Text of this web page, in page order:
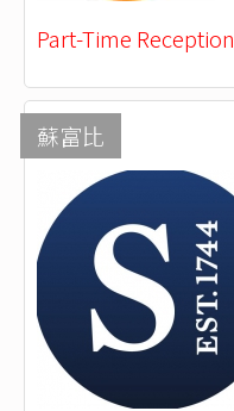
Part-Time Reception
蘇富比